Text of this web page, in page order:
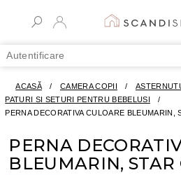
conținut
Autentificare
ACASĂ / CAMERA COPII /
PATURI SI SETURI PENTRU BEBELUSI
/
PERNA DECORATIVA CULOARE BLEUMARIN,
PERNA
BLEUMARIN, STAR